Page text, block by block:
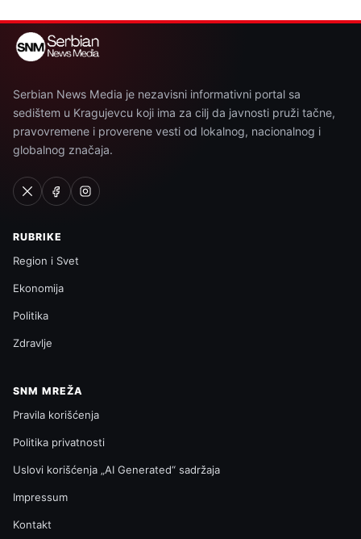
Serbian News Media je nezavisni informativni portal sa
sedištem u Kragujevcu koji ima za cilj da javnosti pruži tačne,
pravovremene i proverene vesti od lokalnog, nacionalnog i
globalnog značaja.
RUBRIKE
Region i Svet
Ekonomija
Politika
Zdravlje
SNM MREŽA
Pravila korišćenja
Politika privatnosti
Uslovi korišćenja „AI Generated“ sadržaja
Impressum
Kontakt